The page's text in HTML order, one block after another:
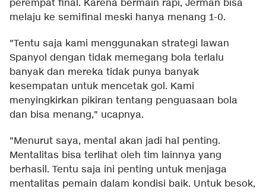
perempat final. Karena bermain rapi, Jerman bisa
melaju ke semifinal meski hanya menang 1-0.
"Tentu saja kami menggunakan strategi lawan
Spanyol dengan tidak memegang bola terlalu
banyak dan mereka tidak punya banyak
kesempatan untuk mencetak gol. Kami
menyingkirkan pikiran tentang penguasaan bola
dan bisa menang," ucapnya.
"Menurut saya, mental akan jadi hal penting.
Mentalitas bisa terlihat oleh tim lainnya yang
berhasil. Tentu saja ini penting untuk menjaga
mentalitas pemain dalam kondisi baik. Untuk besok,